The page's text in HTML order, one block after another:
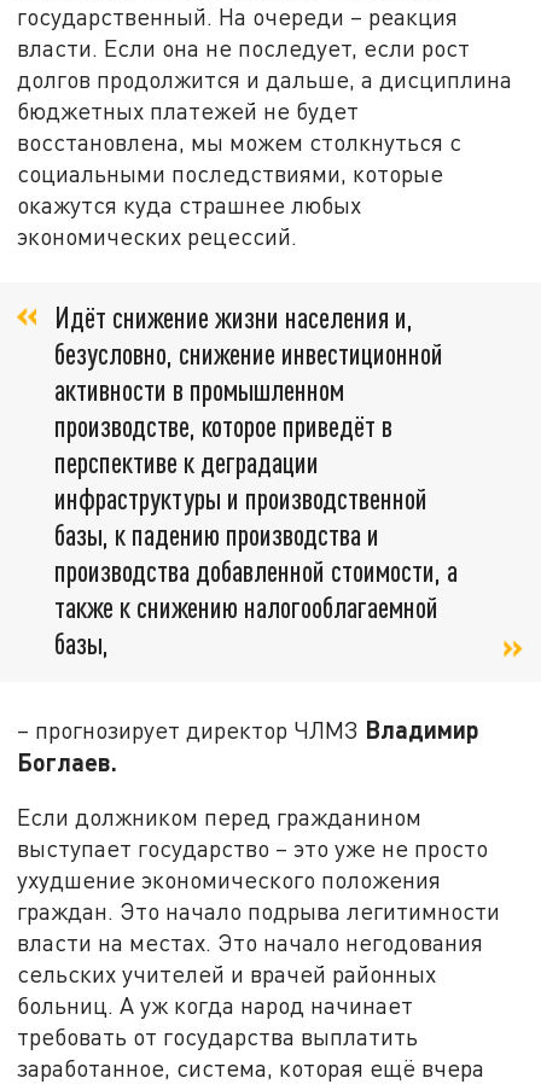
государственный. На очереди – реакция
власти. Если она не последует, если рост
долгов продолжится и дальше, а дисциплина
бюджетных платежей не будет
восстановлена, мы можем столкнуться с
социальными последствиями, которые
окажутся куда страшнее любых
экономических рецессий.
Идёт снижение жизни населения и,
безусловно, снижение инвестиционной
активности в промышленном
производстве, которое приведёт в
перспективе к деградации
инфраструктуры и производственной
базы, к падению производства и
производства добавленной стоимости, а
также к снижению налогооблагаемной
базы,
– прогнозирует директор ЧЛМЗ Владимир
Боглаев.
Если должником перед гражданином
выступает государство – это уже не просто
ухудшение экономического положения
граждан. Это начало подрыва легитимности
власти на местах. Это начало негодования
сельских учителей и врачей районных
больниц. А уж когда народ начинает
требовать от государства выплатить
заработанное, система, которая ещё вчера